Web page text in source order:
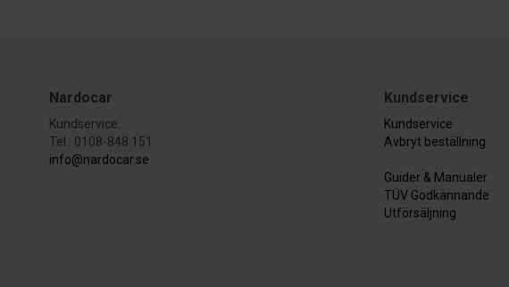
Nardocar
Kundservice:
Tel.: 0108-848 151
info@nardocar.se
Kundservice
Kundservice
Avbryt beställning
Guider & Manualer
TÜV Godkännande
Utförsäljning